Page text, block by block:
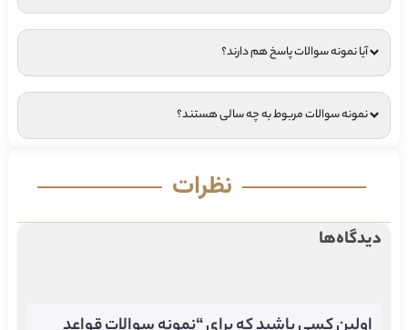
آیا نمونه سوالات پاسخ هم دارند؟
نمونه سوالات مربوط به چه سالی هستند؟
نظرات
دیدگاه‌ها